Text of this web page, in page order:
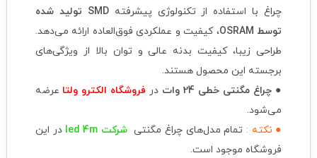
چراغ با استفاده از تکنولوژی پیشرفته
SMD تولید شده
توسط OSRAM
، کیفیت و عملکردی فوق‌العاده ارائه می‌دهد.
طراحی زیبا، کیفیت بدنه عالی و توان بالا از ویژگی‌های
برجسته این محصول هستند.
● چراغ مگنتی خطی 24 وات
در فروشگاه الکترو ولتا عرضه
می‌شود.
● نکته :تمام مدل‌های چراغ مگنتی شرکت led 4m در این
فروشگاه موجود است.